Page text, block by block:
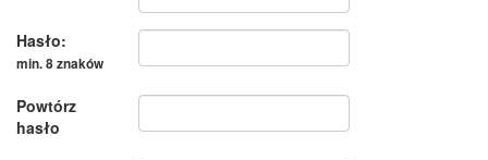
Hasło:
min. 8 znaków
Powtórz
hasło